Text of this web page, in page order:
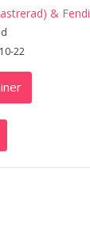
& Fendi
22